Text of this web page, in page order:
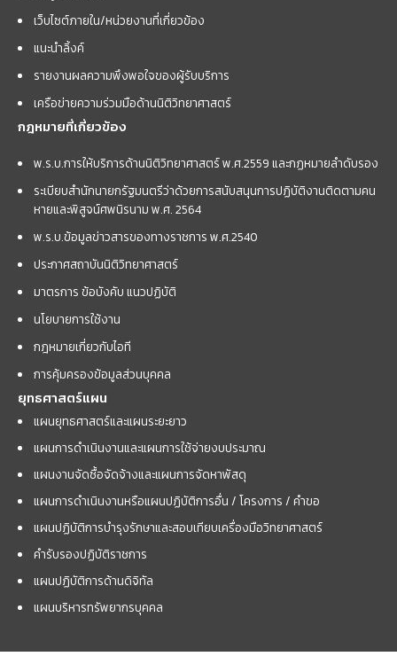
เว็บไซต์ภายใน/หน่วยงานที่เกี่ยวข้อง
แนะนำลิ้งค์
รายงานผลความพึงพอใจของผู้รับบริการ
เครือข่ายความร่วมมือด้านนิติวิทยาศาสตร์
กฎหมายที่เกี่ยวข้อง
พ.ร.บ.การให้บริการด้านนิติวิทยาศาสตร์ พ.ศ.2559 และกฏหมายลำดับรอง
ระเบียบสำนักนายกรัฐมนตรีว่าด้วยการสนับสนุนการปฏิบัติงานติดตามคน
หายและพิสูจน์ศพนิรนาม พ.ศ. 2564
พ.ร.บ.ข้อมูลข่าวสารของทางราชการ พ.ศ.2540
ประกาศสถาบันนิติวิทยาศาสตร์
มาตรการ ข้อบังคับ แนวปฏิบัติ
นโยบายการใช้งาน
กฎหมายเกี่ยวกับไอที
การคุ้มครองข้อมูลส่วนบุคคล
ยุทธศาสตร์แผน
แผนยุทธศาสตร์และแผนระยะยาว
แผนการดำเนินงานและแผนการใช้จ่ายงบประมาณ
แผนงานจัดซื้อจัดจ้างและแผนการจัดหาพัสดุ
แผนการดำเนินงานหรือแผนปฏิบัติการอื่น / โครงการ / คำขอ
แผนปฏิบัติการบำรุงรักษาและสอบเทียบเครื่องมือวิทยาศาสตร์
คำรับรองปฏิบัติราชการ
แผนปฏิบัติการด้านดิจิทัล
แผนบริหารทรัพยากรบุคคล